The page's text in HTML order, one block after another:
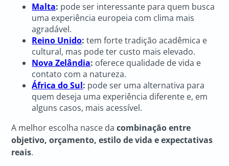
Malta: pode ser interessante para quem busca
uma experiência europeia com clima mais
agradável.
Reino Unido: tem forte tradição acadêmica e
cultural, mas pode ter custo mais elevado.
Nova Zelândia: oferece qualidade de vida e
contato com a natureza.
África do Sul: pode ser uma alternativa para
quem deseja uma experiência diferente e, em
alguns casos, mais acessível.
A melhor escolha nasce dacombinação entre
objetivo, orçamento, estilo de vida e expectativas
reais.